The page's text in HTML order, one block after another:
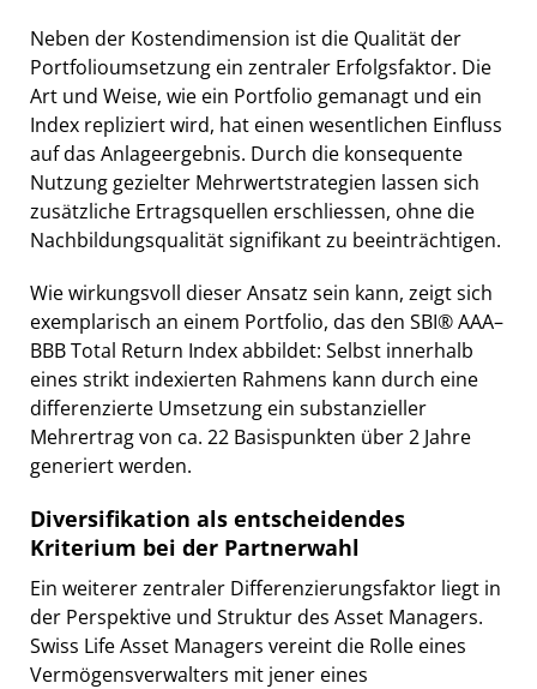
Neben der Kostendimension ist die Qualität der
Portfolioumsetzung ein zentraler Erfolgsfaktor. Die
Art und Weise, wie ein Portfolio gemanagt und ein
Index repliziert wird, hat einen wesentlichen Einfluss
auf das Anlageergebnis. Durch die konsequente
Nutzung gezielter Mehrwertstrategien lassen sich
zusätzliche Ertragsquellen erschliessen, ohne die
Nachbildungsqualität signifikant zu beeinträchtigen.
Wie wirkungsvoll dieser Ansatz sein kann, zeigt sich
exemplarisch an einem Portfolio, das den SBI® AAA–
BBB Total Return Index abbildet: Selbst innerhalb
eines strikt indexierten Rahmens kann durch eine
differenzierte Umsetzung ein substanzieller
Mehrertrag von ca. 22 Basispunkten über 2 Jahre
generiert werden.
Diversifikation als entscheidendes
Kriterium bei der Partnerwahl
Ein weiterer zentraler Differenzierungsfaktor liegt in
der Perspektive und Struktur des Asset Managers.
Swiss Life Asset Managers vereint die Rolle eines
Vermögensverwalters mit jener eines